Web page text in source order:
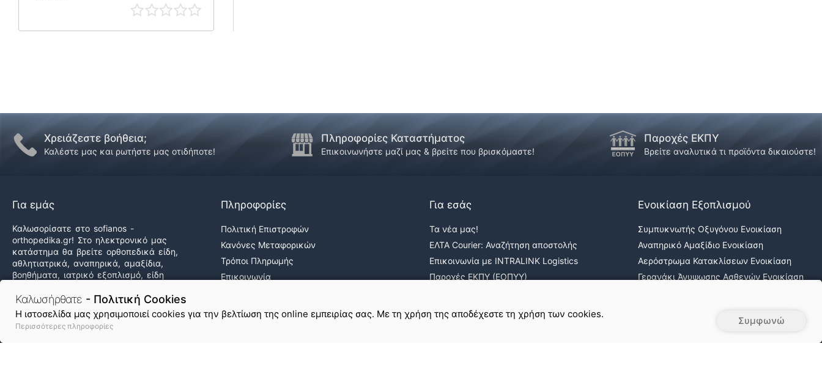
Καλωσήρθατε - Πολιτική Cookies
H ιστοσελίδα μας χρησιμοποιεί cookies για την βελτίωση της online εμπειρίας σας. Με τη χρήση της αποδέχεστε τη χρήση των cookies.
Περισσότερες πληροφορίες Συμφωνώ
Χρειάζεστε βοήθεια;
Καλέστε μας και ρωτήστε μας οτιδήποτε!
Πληροφορίες Καταστήματος
Επικοινωνήστε μαζί μας & βρείτε που βρισκόμαστε!
Παροχές ΕΚΠΥ
Βρείτε αναλυτικά τι προϊόντα δικαιούστε!
Για εμάς
Καλωσορίσατε στο sofianos -
orthopedika.gr! Στο ηλεκτρονικό μας
κατάστημα θα βρείτε ορθοπεδικά είδη,
αθλητιατρικά, αναπηρικά, αμαξίδια,
βοηθήματα, ιατρικό εξοπλισμό, είδη
δεκάδες προϊόντα υγείας & ομορφιάς,
στις καλύτερες τιμές της αγοράς!
Πληροφορίες
Πολιτική Επιστροφών
Κανόνες Μεταφορικών
Τρόποι Πληρωμής
Επικοινωνία
Εργαστείτε σε εμάς
Για εσάς
Τα νέα μας!
ΕΛΤΑ Courier: Αναζήτηση αποστολής
Επικοινωνία με INTRALINK Logistics
Παροχές ΕΚΠΥ (ΕΟΠΥΥ)
Ενοικίαση Εξοπλισμού
Συμπυκνωτής Οξυγόνου Ενοικίαση
Αναπηρικό Αμαξίδιο Ενοικίαση
Αερόστρωμα Κατακλίσεων Ενοικίαση
Γερανάκι Άνυψωσης Ασθενών Ενοικίαση